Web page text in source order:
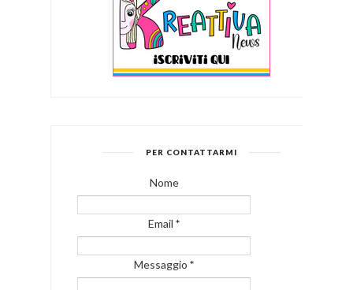
PER CONTATTARMI
Nome
Email *
Messaggio *